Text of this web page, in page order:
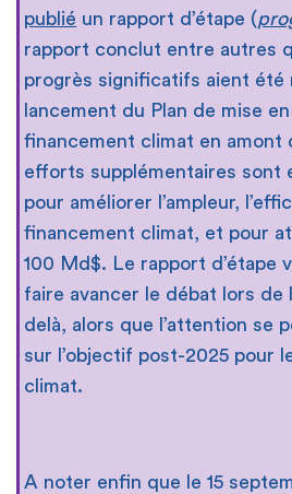
publié un rapport d’étape (
rapport conclut entre autres
progrès significatifs aient été
lancement du Plan de mise
financement climat en amont
efforts supplémentaires sont
pour améliorer l’ampleur,
financement climat, et pour
100 Md$. Le rapport d’étape
faire avancer le débat lors de
delà, alors que l’attention se
sur l’objectif post-2025 pour
climat.
A noter enfin que le 15